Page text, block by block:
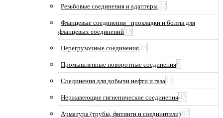
Резьбовые соединения и адаптеры22
Фланцевые соединения_ прокладки и болты для
фланцевых соединений 19
Перегрузочные соединения23
Промышленные поворотные соединения6
Соединения для добычи нефти и газа 13
Нержавеющие гигиенические соединения43
Арматура (трубы, фитинги и соединители)87